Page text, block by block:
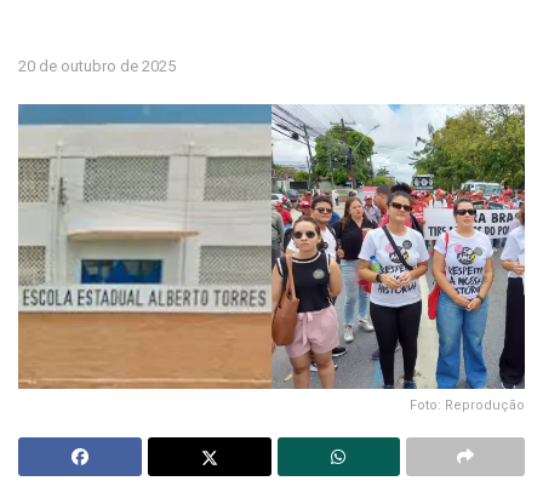
20 de outubro de 2025
Foto: Reprodução